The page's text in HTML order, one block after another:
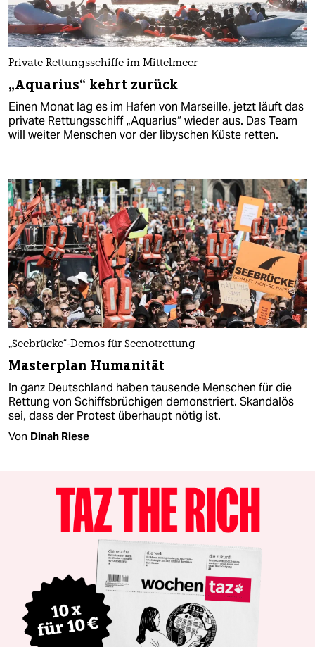
Private Rettungsschiffe im Mittelmeer
„Aquarius“ kehrt zurück
Einen Monat lag es im Hafen von Marseille, jetzt läuft das
private Rettungsschiff „Aquarius“ wieder aus. Das Team
will weiter Menschen vor der libyschen Küste retten.
„Seebrücke“-Demos für Seenotrettung
Masterplan Humanität
In ganz Deutschland haben tausende Menschen für die
Rettung von Schiffsbrüchigen demonstriert. Skandalös
sei, dass der Protest überhaupt nötig ist.
Von Dinah Riese